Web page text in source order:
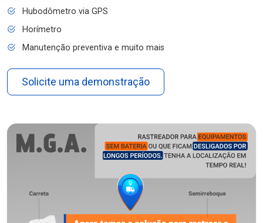
Hubodômetro via GPS
Horímetro
Manutenção preventiva e muito mais
Solicite uma demonstração